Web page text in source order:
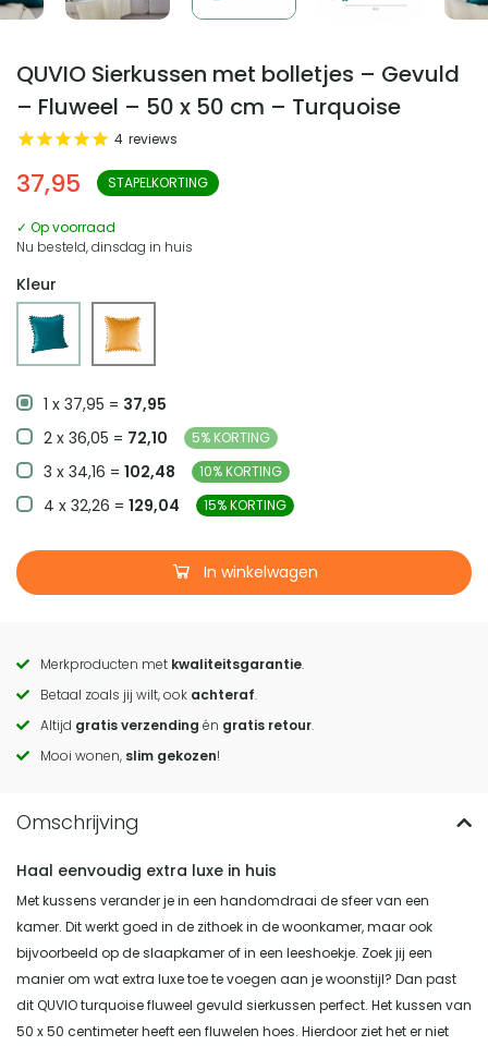
QUVIO Sierkussen met bolletjes – Gevuld
– Fluweel – 50 x 50 cm – Turquoise
37,95 STAPELKORTING
4 reviews
✓ Op voorraad
Nu besteld, dinsdag in huis
Kleur
1 x 37,95 = 37,95
2 x 36,05 = 72,10 5% KORTING
3 x 34,16 = 102,48 10% KORTING
4 x 32,26 = 129,04 15% KORTING
In winkelwagen
Call
to
actions
Merkproducten met kwaliteitsgarantie.
Betaal zoals jij wilt, ook achteraf.
Altijd gratis verzending én gratis retour.
Mooi wonen, slim gekozen!
Haal eenvoudig extra luxe in huis
Met kussens verander je in een handomdraai de sfeer van een
kamer. Dit werkt goed in de zithoek in de woonkamer, maar ook
bijvoorbeeld op de slaapkamer of in een leeshoekje. Zoek jij een
manier om wat extra luxe toe te voegen aan je woonstijl? Dan past
dit QUVIO turquoise fluweel gevuld sierkussen perfect. Het kussen van
50 x 50 centimeter heeft een fluwelen hoes. Hierdoor ziet het er niet